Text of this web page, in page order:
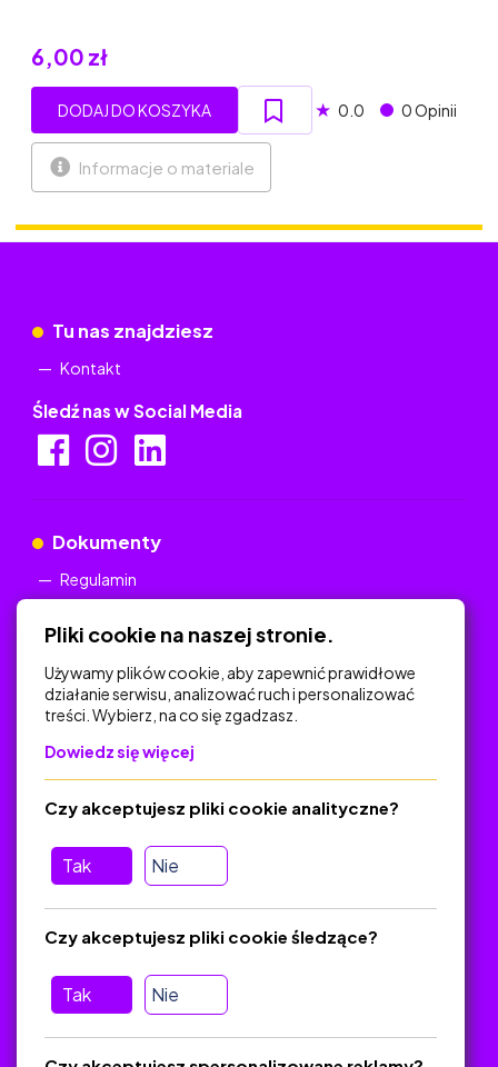
6,00 zł
DODAJ DO KOSZYKA ★ 0.0 0 Opinii
Informacje o materiale
Tu nas znajdziesz
Kontakt
Śledź nas w Social Media
Dokumenty
Regulamin
Na skróty
Polityka Prywatności
O platformie
Baza materiałów dydaktycznych
Jak zostać autorem
Pliki cookie na naszej stronie.
Używamy plików cookie, aby zapewnić prawidłowe
działanie serwisu, analizować ruch i personalizować
treści. Wybierz, na co się zgadzasz.
Dowiedz się więcej
Tak Nie
Czy akceptujesz pliki cookie analityczne?
Tak Nie
Czy akceptujesz pliki cookie śledzące?